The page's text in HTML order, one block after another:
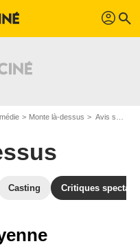
profil search
Monte là-dessus Avis sur Monte là-dessus
Casting Critiques